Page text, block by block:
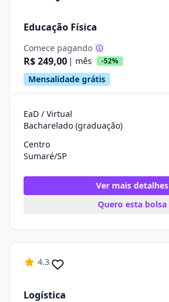
Educação Física
Comece pagando
R$ 249,00 | mês -52%
Mensalidade grátis
EaD / Virtual
Bacharelado (graduação)
Centro
Sumaré/SP
Ver mais detalhes
Quero esta bolsa
4.3
Logística